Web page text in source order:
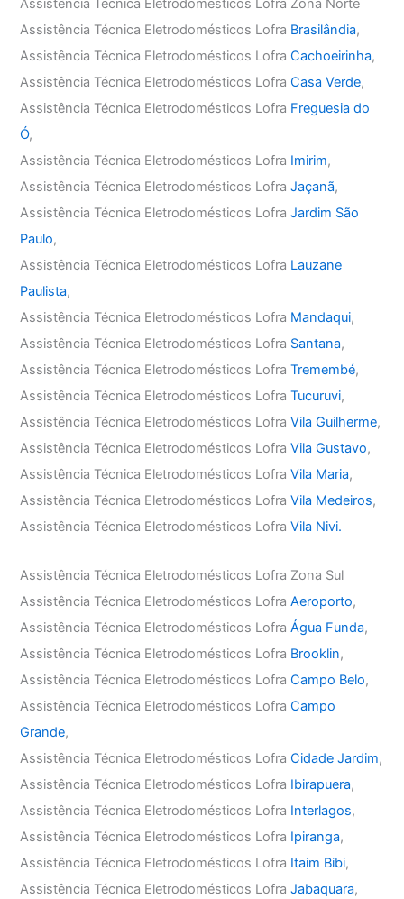
Assistência Técnica Eletrodomésticos Lofra Zona Norte
Assistência Técnica Eletrodomésticos Lofra Brasilândia,
Assistência Técnica Eletrodomésticos LofraCachoeirinha,
Assistência Técnica Eletrodomésticos LofraCasa Verde,
Assistência Técnica Eletrodomésticos Lofra Freguesia do
Ó,
Assistência Técnica Eletrodomésticos Lofra Imirim,
Assistência Técnica Eletrodomésticos LofraJaçanã,
Assistência Técnica Eletrodomésticos LofraJardim São
Paulo,
Assistência Técnica Eletrodomésticos Lofra Lauzane
Paulista,
Assistência Técnica Eletrodomésticos Lofra Mandaqui,
Assistência Técnica Eletrodomésticos Lofra Santana,
Assistência Técnica Eletrodomésticos LofraTremembé,
Assistência Técnica Eletrodomésticos LofraTucuruvi,
Assistência Técnica Eletrodomésticos LofraVila Guilherme,
Assistência Técnica Eletrodomésticos LofraVila Gustavo,
Assistência Técnica Eletrodomésticos LofraVila Maria,
Assistência Técnica Eletrodomésticos LofraVila Medeiros,
Assistência Técnica Eletrodomésticos LofraVila Nivi.
Assistência Técnica Eletrodomésticos Lofra Zona Sul
Assistência Técnica Eletrodomésticos LofraAeroporto,
Assistência Técnica Eletrodomésticos LofraÁgua Funda,
Assistência Técnica Eletrodomésticos Lofra Brooklin,
Assistência Técnica Eletrodomésticos LofraCampo Belo,
Assistência Técnica Eletrodomésticos LofraCampo
Grande,
Assistência Técnica Eletrodomésticos LofraCidade Jardim,
Assistência Técnica Eletrodomésticos Lofra Ibirapuera,
Assistência Técnica Eletrodomésticos Lofra Interlagos,
Assistência Técnica Eletrodomésticos Lofra Ipiranga,
Assistência Técnica Eletrodomésticos Lofra Itaim Bibi,
Assistência Técnica Eletrodomésticos LofraJabaquara,